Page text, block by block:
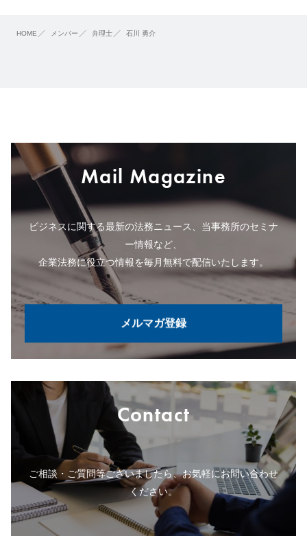
HOME メンバー 弁理士 石川 勇介
Mail Magazine
ビジネスに関する最新の法務ニュース、当事務所のセミナ
ー情報など、
企業法務に役立つ情報を毎月無料で配信いたします。
メルマガ登録
Contact
ご相談・ご質問等ございましたら、お気軽にお問い合わせ
ください。